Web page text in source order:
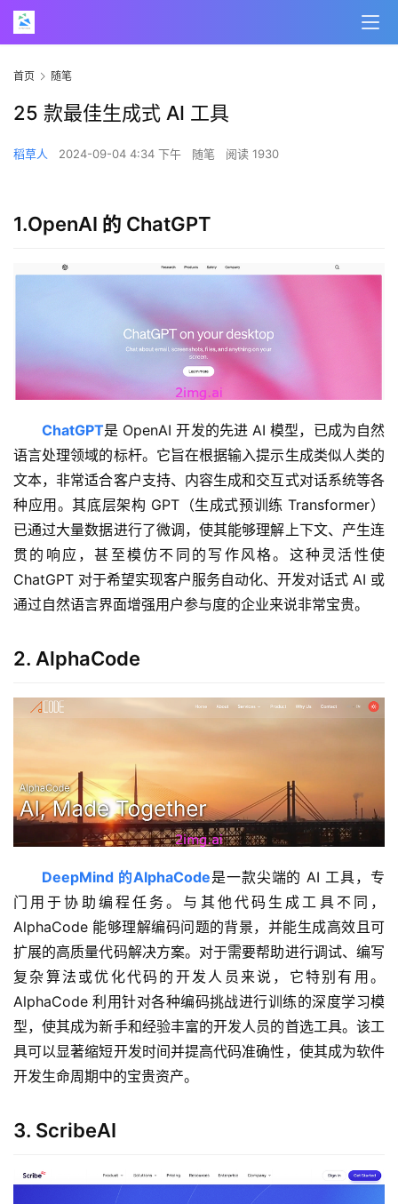
首页 随笔
25 款最佳生成式 AI 工具
稻草人 2024-09-04 4:34 下午 随笔 阅读 1930
1.OpenAI 的 ChatGPT
ChatGPT是 OpenAI 开发的先进 AI 模型，已成为自然
语言处理领域的标杆。它旨在根据输入提示生成类似人类的
文本，非常适合客户支持、内容生成和交互式对话系统等各
种应用。其底层架构 GPT（生成式预训练 Transformer）
已通过大量数据进行了微调，使其能够理解上下文、产生连
贯的响应，甚至模仿不同的写作风格。这种灵活性使
ChatGPT 对于希望实现客户服务自动化、开发对话式 AI 或
通过自然语言界面增强用户参与度的企业来说非常宝贵。
2. AlphaCode
DeepMind 的AlphaCode是一款尖端的 AI 工具，专
门用于协助编程任务。与其他代码生成工具不同，
AlphaCode 能够理解编码问题的背景，并能生成高效且可
扩展的高质量代码解决方案。对于需要帮助进行调试、编写
复杂算法或优化代码的开发人员来说，它特别有用。
AlphaCode 利用针对各种编码挑战进行训练的深度学习模
型，使其成为新手和经验丰富的开发人员的首选工具。该工
具可以显著缩短开发时间并提高代码准确性，使其成为软件
开发生命周期中的宝贵资产。
3. ScribeAI